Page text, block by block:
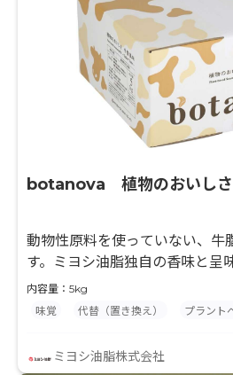
botanova 植物のおいし
動物性原料を使っていない、牛
す。ミヨシ油脂独自の香味と呈
物性原料のみで動物性油脂に近
あげました。
内容量：5kg
味覚
代替（置き換え） プラント
ミヨシ油脂株式会社